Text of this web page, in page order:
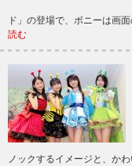
ド」の登場で、ボニーは画
読む
ノックするイメージと、か